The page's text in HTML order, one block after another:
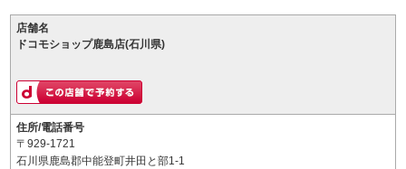
店舗名
ドコモショップ鹿島店(石川県)
住所/電話番号
〒929-1721
石川県鹿島郡中能登町井田と部1-1